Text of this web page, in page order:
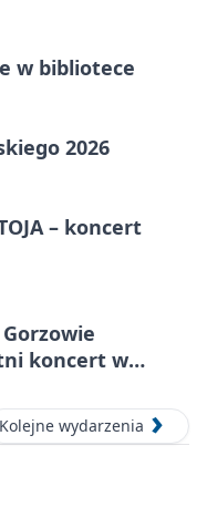
w bibliotece
2026
– koncert
koncert w
Kolejne wydarzenia